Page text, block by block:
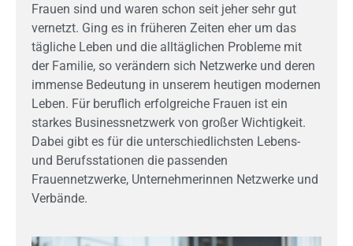
Frauen sind und waren schon seit jeher sehr gut
vernetzt. Ging es in früheren Zeiten eher um das
tägliche Leben und die alltäglichen Probleme mit
der Familie, so verändern sich Netzwerke und deren
immense Bedeutung in unserem heutigen modernen
Leben. Für beruflich erfolgreiche Frauen ist ein
starkes Businessnetzwerk von großer Wichtigkeit.
Dabei gibt es für die unterschiedlichsten Lebens-
und Berufsstationen die passenden
Frauennetzwerke, Unternehmerinnen Netzwerke und
Verbände.